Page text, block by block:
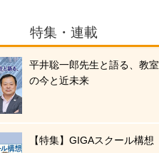
特集・連載
平井聡一郎先生と語る、教室
の今と近未来
【特集】GIGAスクール構想